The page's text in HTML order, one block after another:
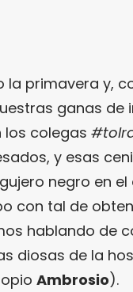
la primavera y,
ganas
colegas
y esas
negro en
con tal de
hablando de
diosas de la
Ambrosio).